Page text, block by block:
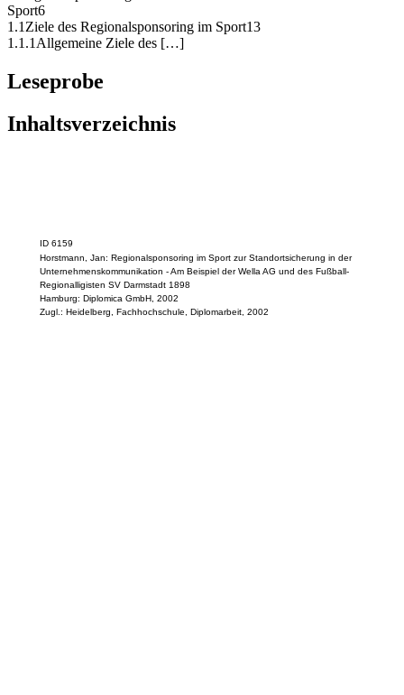
1.Regionalsponsoring: Eine alternative Kommunikationsform im
Sport6
1.1Ziele des Regionalsponsoring im Sport13
Leseprobe
ID 6159
Horstmann, Jan: Regionalsponsoring im Sport zur Standortsicherung in der
Unternehmenskommunikation - Am Beispiel der Wella AG und des Fußball-
Regionalligisten SV Darmstadt 1898
Hamburg: Diplomica GmbH, 2002